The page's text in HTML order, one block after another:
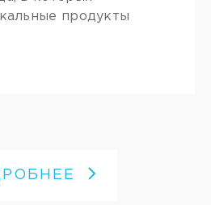
продукты